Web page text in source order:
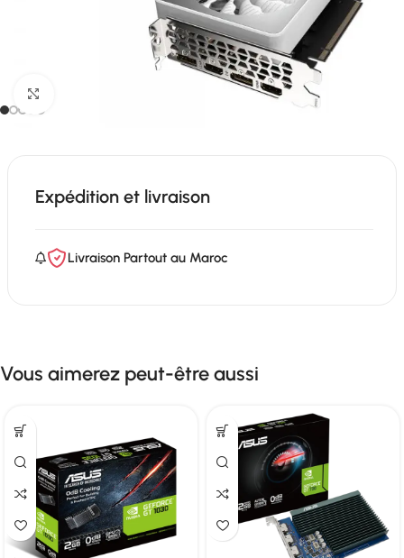
Expédition et livraison
Livraison Partout au Maroc
Vous aimerez peut-être aussi